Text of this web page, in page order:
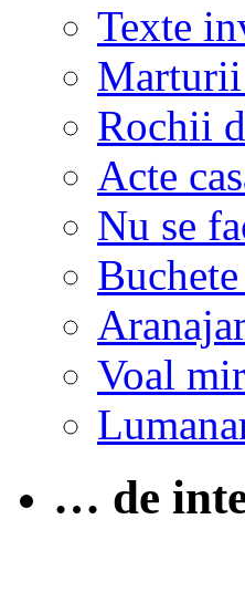
Texte
Rochii
Acte
Nu se
Voal
… de